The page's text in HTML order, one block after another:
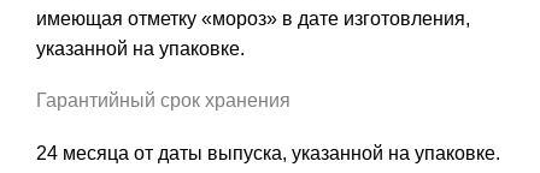
имеющая отметку «мороз» в дате изготовления,
указанной на упаковке.
Гарантийный срок хранения
24 месяца от даты выпуска, указанной на упаковке.